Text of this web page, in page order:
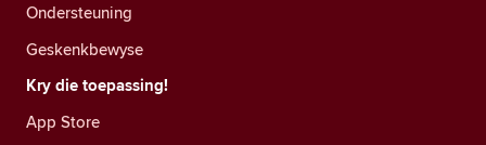
Ondersteuning
Geskenkbewyse
Kry die toepassing!
App Store